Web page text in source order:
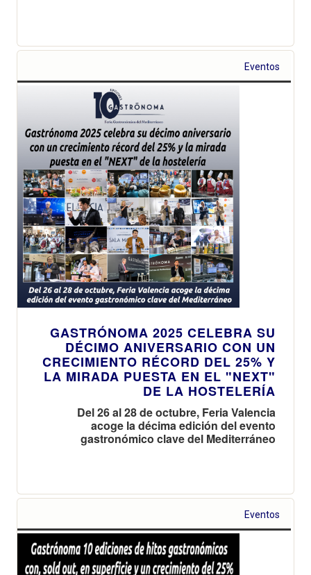
Eventos
GASTRÓNOMA 2025 CELEBRA SU
DÉCIMO ANIVERSARIO CON UN
CRECIMIENTO RÉCORD DEL 25% Y
LA MIRADA PUESTA EN EL "NEXT"
DE LA HOSTELERÍA
Del 26 al 28 de octubre, Feria Valencia
acoge la décima edición del evento
gastronómico clave del Mediterráneo
Eventos